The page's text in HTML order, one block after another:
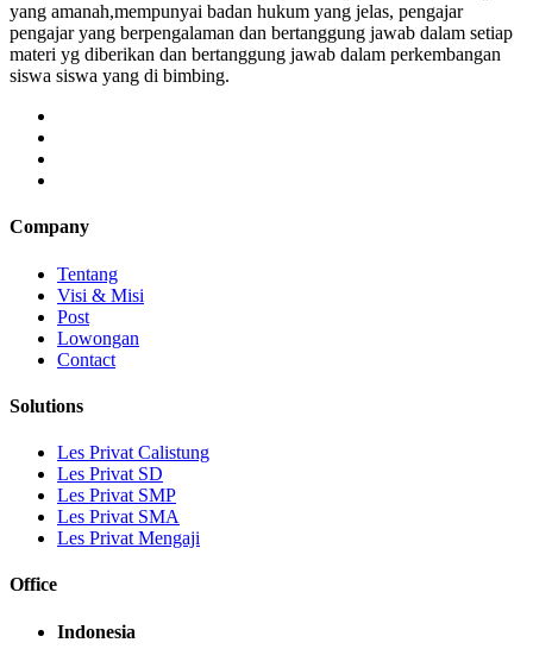
yang amanah,mempunyai badan hukum yang jelas, pengajar
pengajar yang berpengalaman dan bertanggung jawab dalam setiap
materi yg diberikan dan bertanggung jawab dalam perkembangan
siswa siswa yang di bimbing.
Company
Tentang
Visi & Misi
Post
Lowongan
Contact
Solutions
Les Privat Calistung
Les Privat SD
Les Privat SMP
Les Privat SMA
Les Privat Mengaji
Office
Indonesia